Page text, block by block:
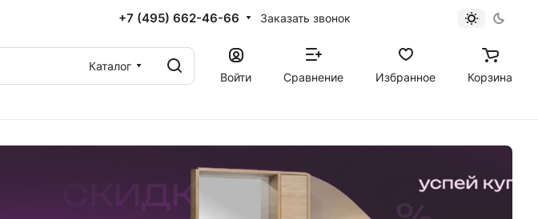
+7 (495) 662-46-66 Заказать звонок
Каталог
Войти
Сравнение Избранное Корзина